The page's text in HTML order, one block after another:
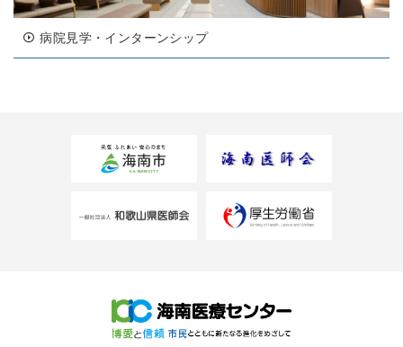
病院見学・インターンシップ